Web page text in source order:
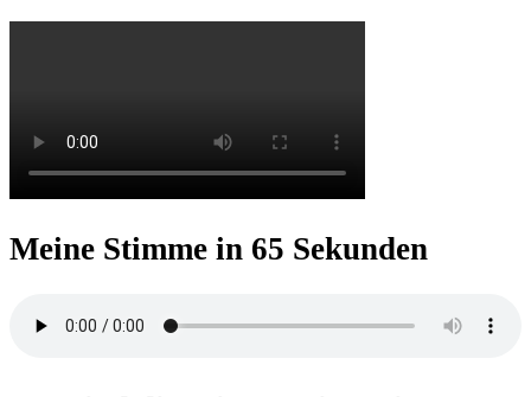
Meine Stimme in 65 Sekunden